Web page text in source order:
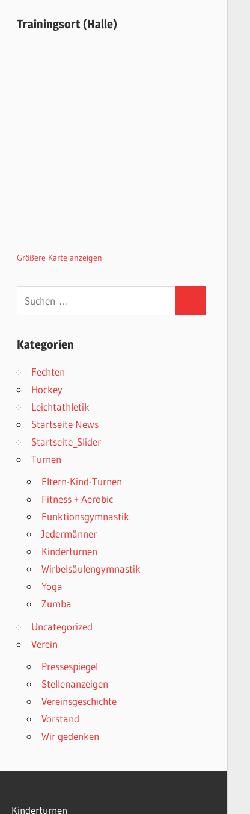
Trainingsort (Halle)
Größere Karte anzeigen
Kategorien
Fechten
Hockey
Leichtathletik
Startseite News
Startseite_Slider
Turnen
Eltern-Kind-Turnen
Fitness + Aerobic
Funktionsgymnastik
Jedermänner
Kinderturnen
Wirbelsäulengymnastik
Yoga
Zumba
Uncategorized
Verein
Pressespiegel
Stellenanzeigen
Vereinsgeschichte
Vorstand
Wir gedenken
Kinderturnen